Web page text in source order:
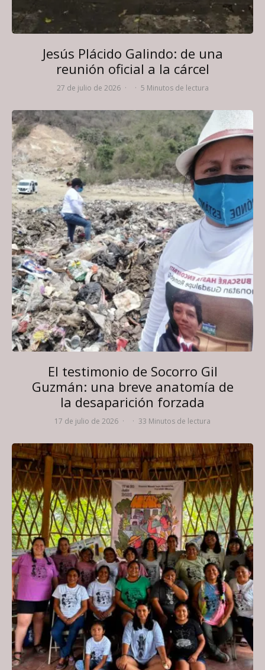
Jesús Plácido Galindo: de una
reunión oficial a la cárcel
27 de julio de 2026 · · 5 Minutos de lectura
El testimonio de Socorro Gil
Guzmán: una breve anatomía de
la desaparición forzada
17 de julio de 2026 · · 33 Minutos de lectura